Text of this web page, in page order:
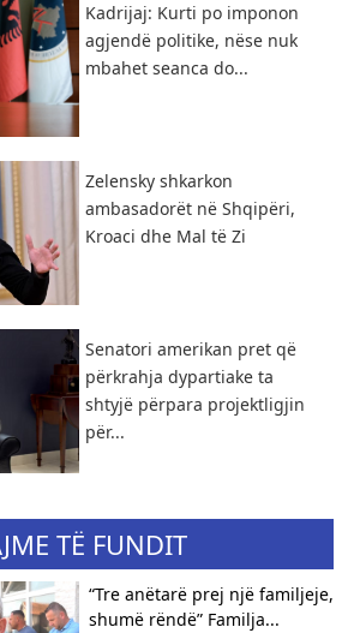
Kadrijaj: Kurti po imponon
agjendë politike, nëse nuk
mbahet seanca do...
Zelensky shkarkon
ambasadorët në Shqipëri,
Kroaci dhe Mal të Zi
Senatori amerikan pret që
përkrahja dypartiake ta
shtyjë përpara projektligjin
për...
TË FUNDIT
“Tre anëtarë prej një familjeje,
shumë rëndë” ​Familja...